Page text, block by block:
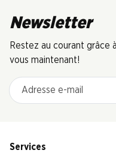
Newsletter
Restez au courant grâce
vous maintenant!
Adresse e-mail
Services